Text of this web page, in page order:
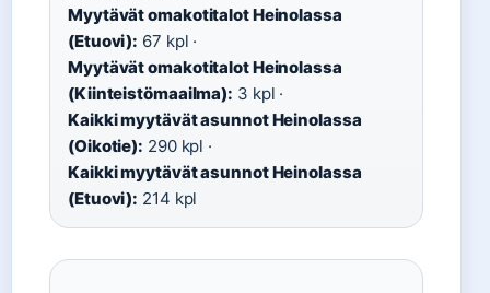
Myytävät omakotitalot Heinolassa
(Etuovi): 67 kpl ·
Myytävät omakotitalot Heinolassa
(Kiinteistömaailma): 3 kpl ·
Kaikki myytävät asunnot Heinolassa
(Oikotie): 290 kpl ·
Kaikki myytävät asunnot Heinolassa
(Etuovi): 214 kpl